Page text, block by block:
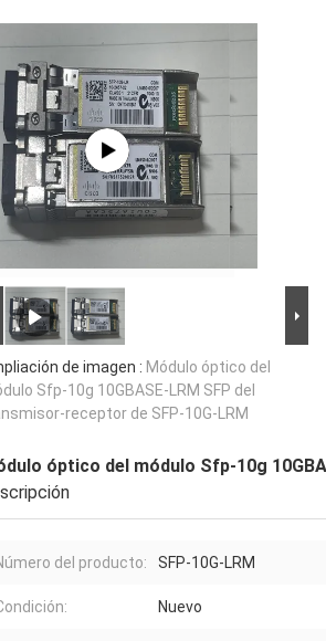
de imagen : Módulo óptico del
Sfp-10g 10GBASE-LRM SFP del
receptor de SFP-10G-LRM
óptico del módulo Sfp-10g
del producto: SFP-10G-LRM
Nuevo